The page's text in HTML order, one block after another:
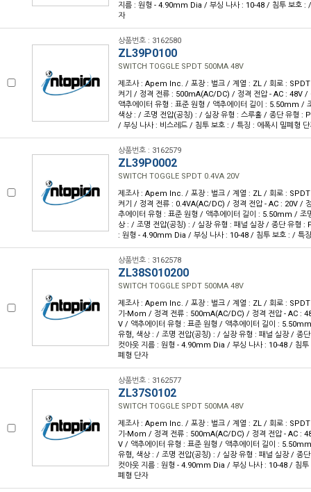
지름 : 원형 - 4.90mm Dia / 부싱 나사 : 10-48 / 침투 보호 :
자
상품번호 : 3162580
ZL39P0100
SWITCH TOGGLE SPDT 500MA 48V
제조사 : Apem Inc. / 포장 : 벌크 / 계열 : ZL / 회로 : SPDT
켜기 / 정격 전류 : 500mA(AC/DC) / 정격 전압 - AC : 48V /
액추에이터 유형 : 표준 원형 / 액추에이터 길이 : 5.50mm /
색상 : / 조명 전압(공칭) : / 실장 유형 : 스루홀 / 종단 유형 :
/ 부싱 나사 : 비스레드 / 침투 보호 : / 특징 : 에폭시 밀폐형 단
상품번호 : 3162579
ZL39P0002
SWITCH TOGGLE SPDT 0.4VA 20V
제조사 : Apem Inc. / 포장 : 벌크 / 계열 : ZL / 회로 : SPDT
켜기 / 정격 전류 : 0.4VA(AC/DC) / 정격 전압 - AC : 20V /
추에이터 유형 : 표준 원형 / 액추에이터 길이 : 5.50mm / 조
상 : / 조명 전압(공칭) : / 실장 유형 : 패널 실장 / 종단 유형 :
: 원형 - 4.90mm Dia / 부싱 나사 : 10-48 / 침투 보호 : / 특
상품번호 : 3162578
ZL38S010200
SWITCH TOGGLE SPDT 500MA 48V
제조사 : Apem Inc. / 포장 : 벌크 / 계열 : ZL / 회로 : SPDT
기-Mom / 정격 전류 : 500mA(AC/DC) / 정격 전압 - AC :
V / 액추에이터 유형 : 표준 원형 / 액추에이터 길이 :
유형, 색상 : / 조명 전압(공칭) : / 실장 유형 : 패널 실장 / 종
컷아웃 지름 : 원형 - 4.90mm Dia / 부싱 나사 : 10-48 / 침투
폐형 단자
상품번호 : 3162577
ZL37S0102
SWITCH TOGGLE SPDT 500MA 48V
제조사 : Apem Inc. / 포장 : 벌크 / 계열 : ZL / 회로 :
기-Mom / 정격 전류 : 500mA(AC/DC) / 정격 전압 - AC :
V / 액추에이터 유형 : 표준 원형 / 액추에이터 길이 :
유형, 색상 : / 조명 전압(공칭) : / 실장 유형 : 패널 실장 / 종
컷아웃 지름 : 원형 - 4.90mm Dia / 부싱 나사 : 10-48 / 침투
폐형 단자